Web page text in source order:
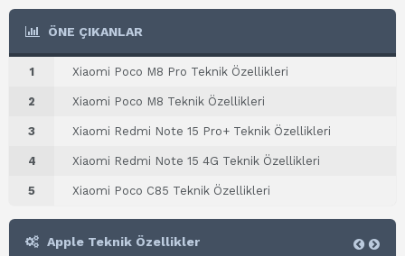
ÖNE ÇIKANLAR
1 Xiaomi Poco M8 Pro Teknik Özellikleri
2 Xiaomi Poco M8 Teknik Özellikleri
3 Xiaomi Redmi Note 15 Pro+ Teknik Özellikleri
4 Xiaomi Redmi Note 15 4G Teknik Özellikleri
5 Xiaomi Poco C85 Teknik Özellikleri
Apple Teknik Özellikler